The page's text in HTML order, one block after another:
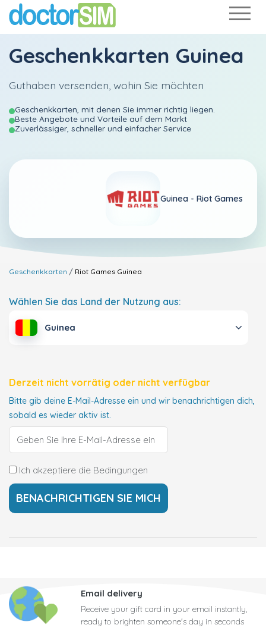
Geschenkkarten Guinea
Guthaben versenden, wohin Sie möchten
Geschenkkarten, mit denen Sie immer richtig liegen.
Beste Angebote und Vorteile auf dem Markt
Zuverlässiger, schneller und einfacher Service
Guinea - Riot Games
Geschenkkarten Riot Games Guinea
Wählen Sie das Land der Nutzung aus:
Guinea
Derzeit nicht vorrätig oder nicht verfügbar
Bitte gib deine E-Mail-Adresse ein und wir benachrichtigen dich,
sobald es wieder aktiv ist.
Ich akzeptiere die Bedingungen
Email delivery
Receive your gift card in your email instantly,
ready to brighten someone's day in seconds